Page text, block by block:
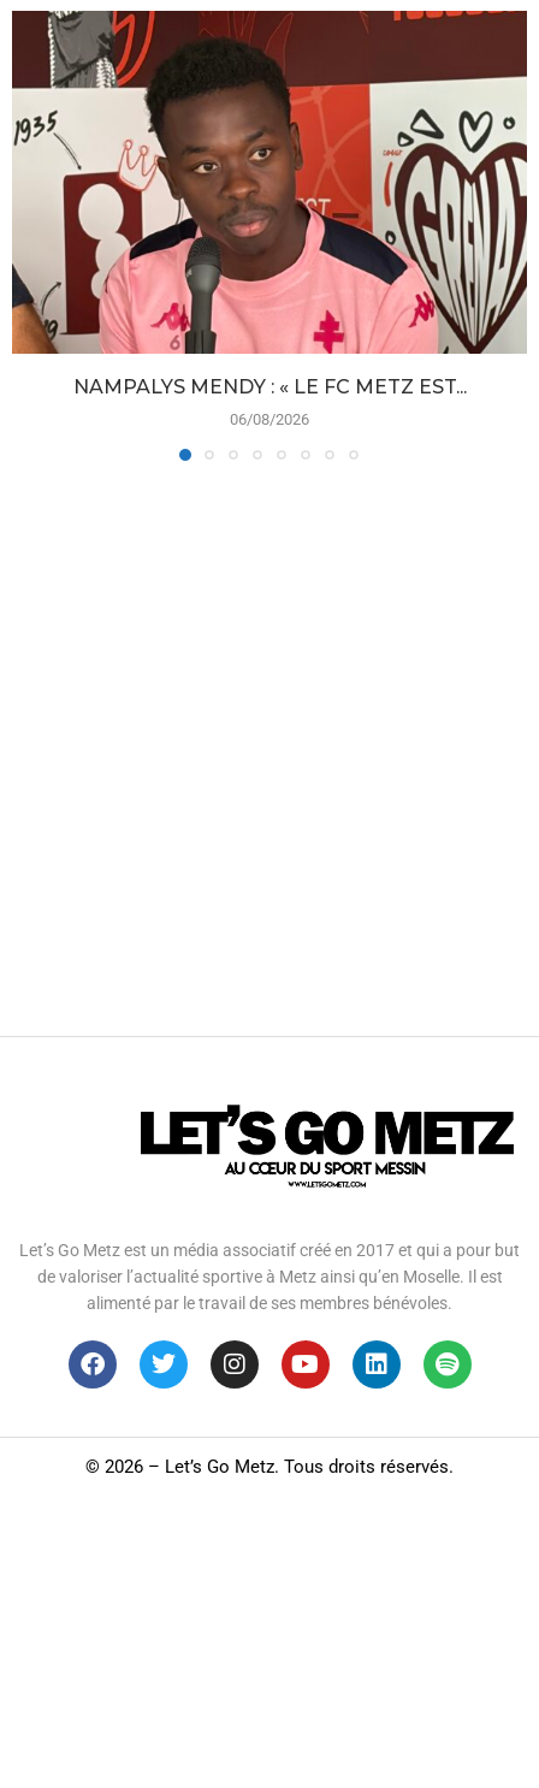
NAMPALYS MENDY : « LE FC METZ EST...
06/08/2026
Let’s Go Metz est un média associatif créé en 2017 et qui a pour but
de valoriser l’actualité sportive à Metz ainsi qu’en Moselle. Il est
alimenté par le travail de ses membres bénévoles.
© 2026 – Let’s Go Metz. Tous droits réservés.